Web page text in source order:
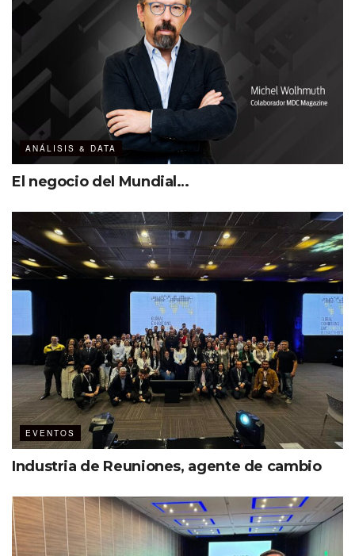
último de una serie de estudios informativos que arrancó
en el año 2015. El proceso inició con tendencias que
culminaron en «verdades,» las cuales son un punto de
referencia para diseñar estrategias realmente efectivas.
Las verdades son estrellas polares
con las que es posible interpretar el
cambio y medir el progreso.
StoryCraftLab (empresa experta en
creación de experiencias)
La magia del proceso
La realización de este estudio tuvo un proceso cuidadoso
e innovador, el cual incluyó:
Tendencias
60 entrevistas privadas.
1,987 comentarios.
Exploración del concepto de cambio.
Pronóstico de los elementos que guiarán las
estructuras del diseño de experiencias en años
Principios
ANÁLISIS & DATA
El negocio del Mundial…
EVENTOS
Industria de Reuniones, agente de cambio